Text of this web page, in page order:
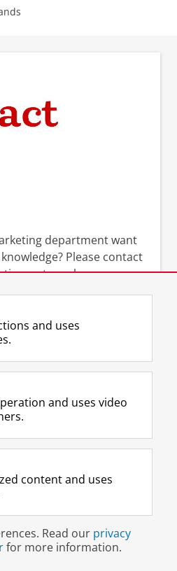
department want
Please contact
or to make an
- 363 3686
result driven marketing
and uses
and uses video
content and uses
Read our privacy
for more information.